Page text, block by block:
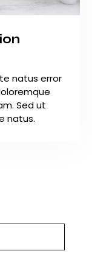
natus error
Sed ut
natus.